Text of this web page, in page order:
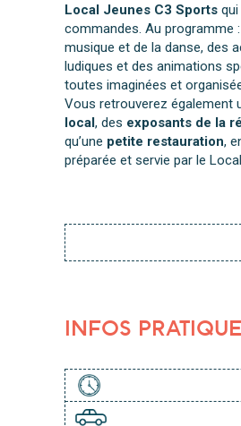
Local Jeunes C3 Sports
commandes. Au programme
musique et de la danse, des
ludiques et des animations
toutes imaginées et
Vous retrouverez également
local, des exposants de la
qu’une petite restauration,
préparée et servie par le
INFOS